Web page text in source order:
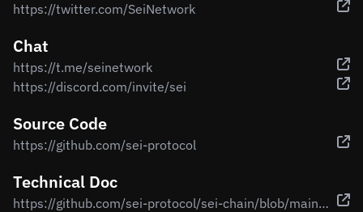
https://twitter.com/SeiNetwork
Chat
https://t.me/seinetwork
https://discord.com/invite/sei
Source Code
https://github.com/sei-protocol
Technical Doc
https://github.com/sei-protocol/sei-chain/blob/main/whitepaper/Sei_Giga.pdf